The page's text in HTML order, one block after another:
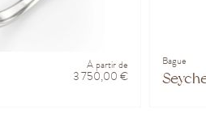
À partir de
3 750,00 €
Bague